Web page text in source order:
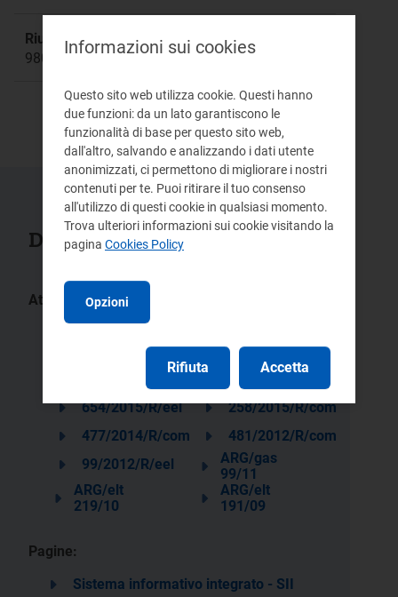
Riunione:
980
Documenti collegati
Atti:
91/2026/R/eel
219/2020/R/com
406/2018/R/com
654/2015/R/eel
258/2015/R/com
477/2014/R/com
481/2012/R/com
99/2012/R/eel
ARG/gas
99/11
ARG/elt
219/10
ARG/elt
191/09
Pagine:
Sistema informativo integrato - SII
Informazioni sui cookies
Questo sito web utilizza cookie. Questi hanno
due funzioni: da un lato garantiscono le
funzionalità di base per questo sito web,
dall'altro, salvando e analizzando i dati utente
anonimizzati, ci permettono di migliorare i nostri
contenuti per te. Puoi ritirare il tuo consenso
all'utilizzo di questi cookie in qualsiasi momento.
Trova ulteriori informazioni sui cookie visitando la
pagina Cookies Policy
Opzioni
Rifiuta Accetta